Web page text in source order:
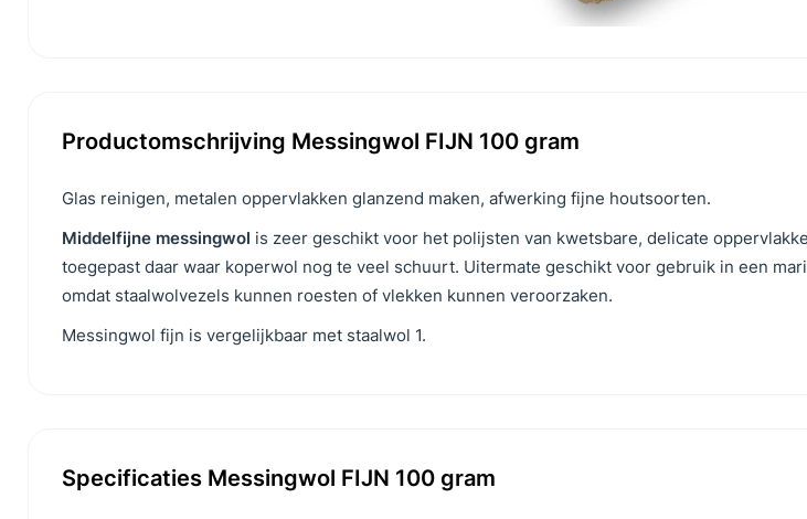
Productomschrijving Messingwol FIJN 100 gram
Glas reinigen, metalen oppervlakken glanzend maken, afwerking fijne houtsoorten.
Middelfijne messingwol is zeer geschikt voor het polijsten van kwetsbare, delicate
toegepast daar waar koperwol nog te veel schuurt. Uitermate geschikt voor gebruik in een
omdat staalwolvezels kunnen roesten of vlekken kunnen veroorzaken.
Messingwol fijn is vergelijkbaar met staalwol 1.
Specificaties Messingwol FIJN 100 gram